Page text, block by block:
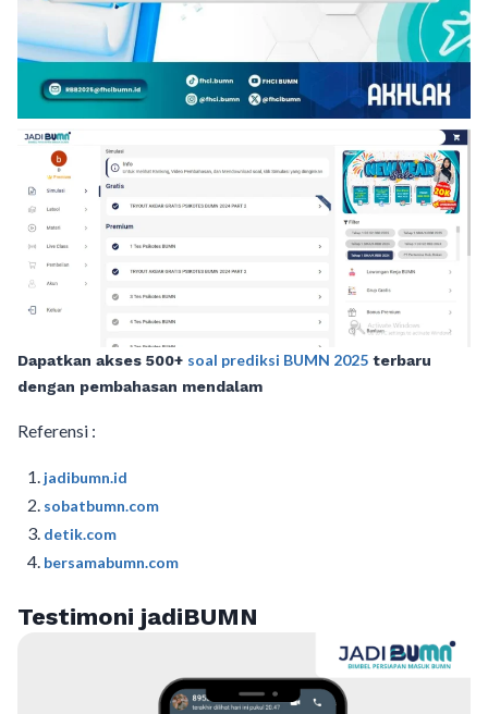
Dapatkan akses 500+ soal prediksi BUMN 2025 terbaru
dengan pembahasan mendalam
Referensi :
jadibumn.id
sobatbumn.com
detik.com
bersamabumn.com
Testimoni jadiBUMN